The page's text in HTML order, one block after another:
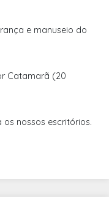
e manuseio do
Catamarã (20
nossos escritórios.